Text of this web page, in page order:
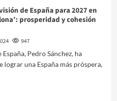
de España para 2027 en
prosperidad y cohesión
947
Pedro Sánchez, ha
una España más próspera,